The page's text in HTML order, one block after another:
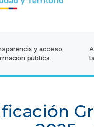
y acceso
pública